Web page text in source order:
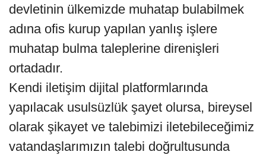
devletinin ülkemizde muhatap bulabilmek
adına ofis kurup yapılan yanlış işlere
muhatap bulma taleplerine direnişleri
ortadadır.
Kendi iletişim dijital platformlarında
yapılacak usulsüzlük şayet olursa, bireysel
olarak şikayet ve talebimizi iletebileceğimiz
vatandaşlarımızın talebi doğrultusunda